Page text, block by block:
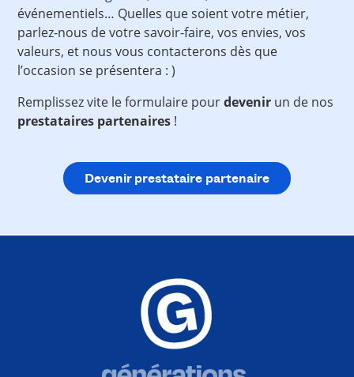
événementiels… Quelles que soient votre métier,
parlez-nous de votre savoir-faire, vos envies, vos
valeurs, et nous vous contacterons dès que
l’occasion se présentera : )
Remplissez vite le formulaire pourdevenir un de nos
prestataires partenaires !
Devenir prestataire partenaire